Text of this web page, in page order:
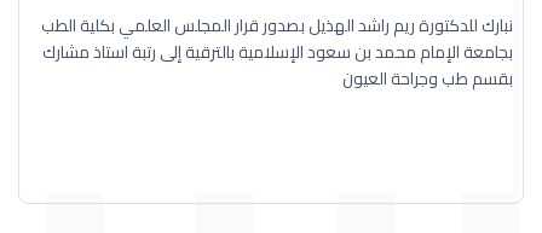
نبارك للدكتورة ريم راشد الهذيل بصدور قرار المجلس العلمي بكلية الطب
بجامعة الإمام محمد بن سعود الإسلامية بالترقية إلى رتبة استاذ مشارك
بقسم طب وجراحة العيون